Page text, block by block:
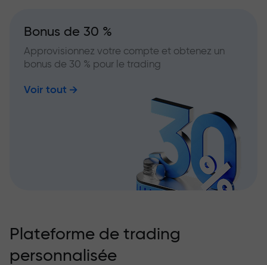
Bonus de 30 %
Approvisionnez votre compte et obtenez un
bonus de 30 % pour le trading
Voir tout
Plateforme de trading
personnalisée